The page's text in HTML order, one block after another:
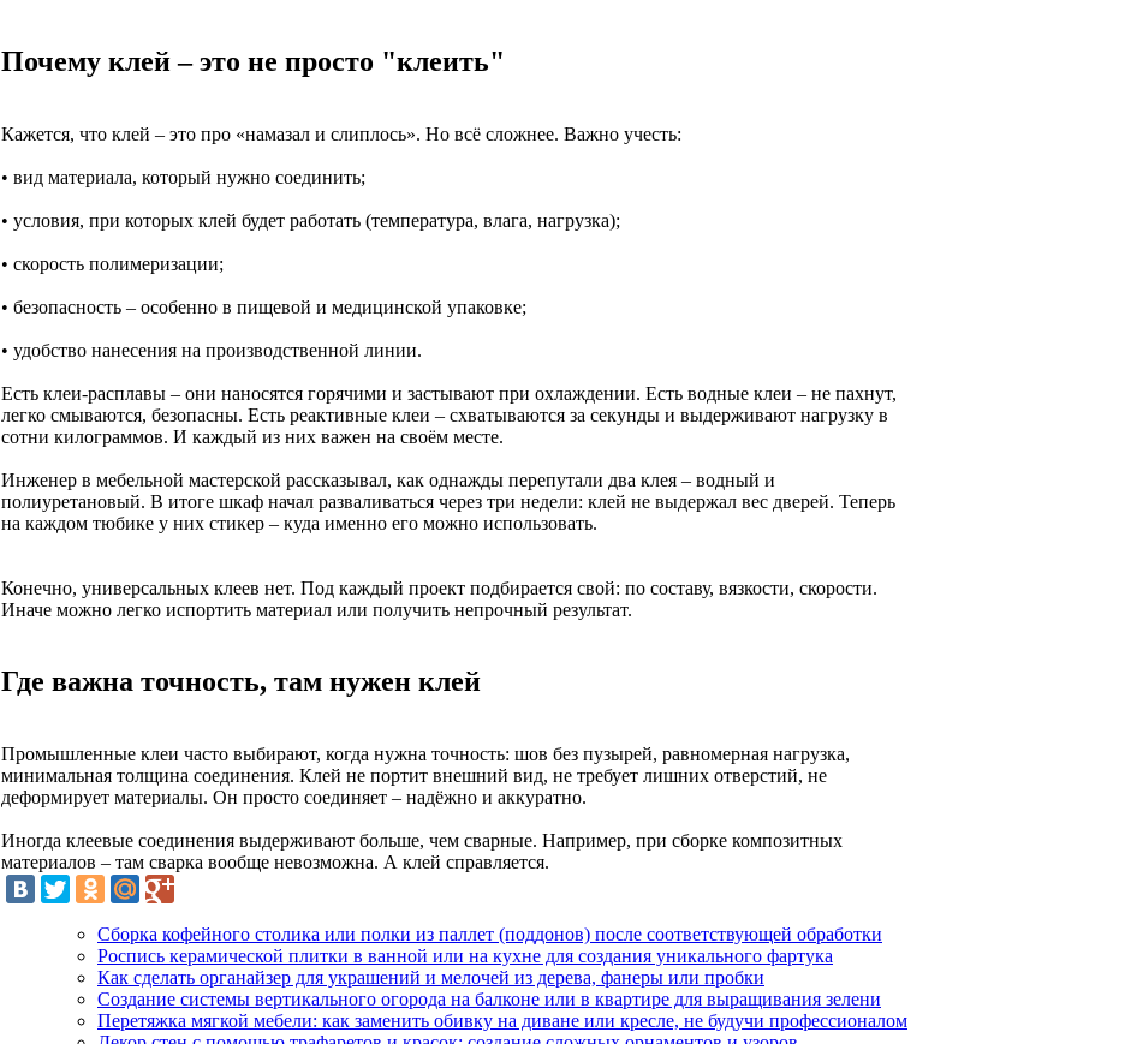
Почему клей – это не просто "клеить"
Кажется, что клей – это про «намазал и слиплось». Но всё сложнее. Важно учесть:
• вид материала, который нужно соединить;
• условия, при которых клей будет работать (температура, влага, нагрузка);
• скорость полимеризации;
• безопасность – особенно в пищевой и медицинской упаковке;
• удобство нанесения на производственной линии.
Есть клеи-расплавы – они наносятся горячими и застывают при охлаждении. Есть водные клеи – не пахнут,
легко смываются, безопасны. Есть реактивные клеи – схватываются за секунды и выдерживают нагрузку в
сотни килограммов. И каждый из них важен на своём месте.
Инженер в мебельной мастерской рассказывал, как однажды перепутали два клея – водный и
полиуретановый. В итоге шкаф начал разваливаться через три недели: клей не выдержал вес дверей. Теперь
на каждом тюбике у них стикер – куда именно его можно использовать.
Конечно, универсальных клеев нет. Под каждый проект подбирается свой: по составу, вязкости, скорости.
Иначе можно легко испортить материал или получить непрочный результат.
Где важна точность, там нужен клей
Промышленные клеи часто выбирают, когда нужна точность: шов без пузырей, равномерная нагрузка,
минимальная толщина соединения. Клей не портит внешний вид, не требует лишних отверстий, не
деформирует материалы. Он просто соединяет – надёжно и аккуратно.
Иногда клеевые соединения выдерживают больше, чем сварные. Например, при сборке композитных
материалов – там сварка вообще невозможна. А клей справляется.
Сборка кофейного столика или полки из паллет (поддонов) после соответствующей обработки
Роспись керамической плитки в ванной или на кухне для создания уникального фартука
Как сделать органайзер для украшений и мелочей из дерева, фанеры или пробки
Создание системы вертикального огорода на балконе или в квартире для выращивания зелени
Перетяжка мягкой мебели: как заменить обивку на диване или кресле, не будучи профессионалом